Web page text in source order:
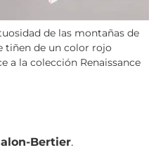
de las montañas de
tiñen de un color rojo
a la colección Renaissance
Bertier.